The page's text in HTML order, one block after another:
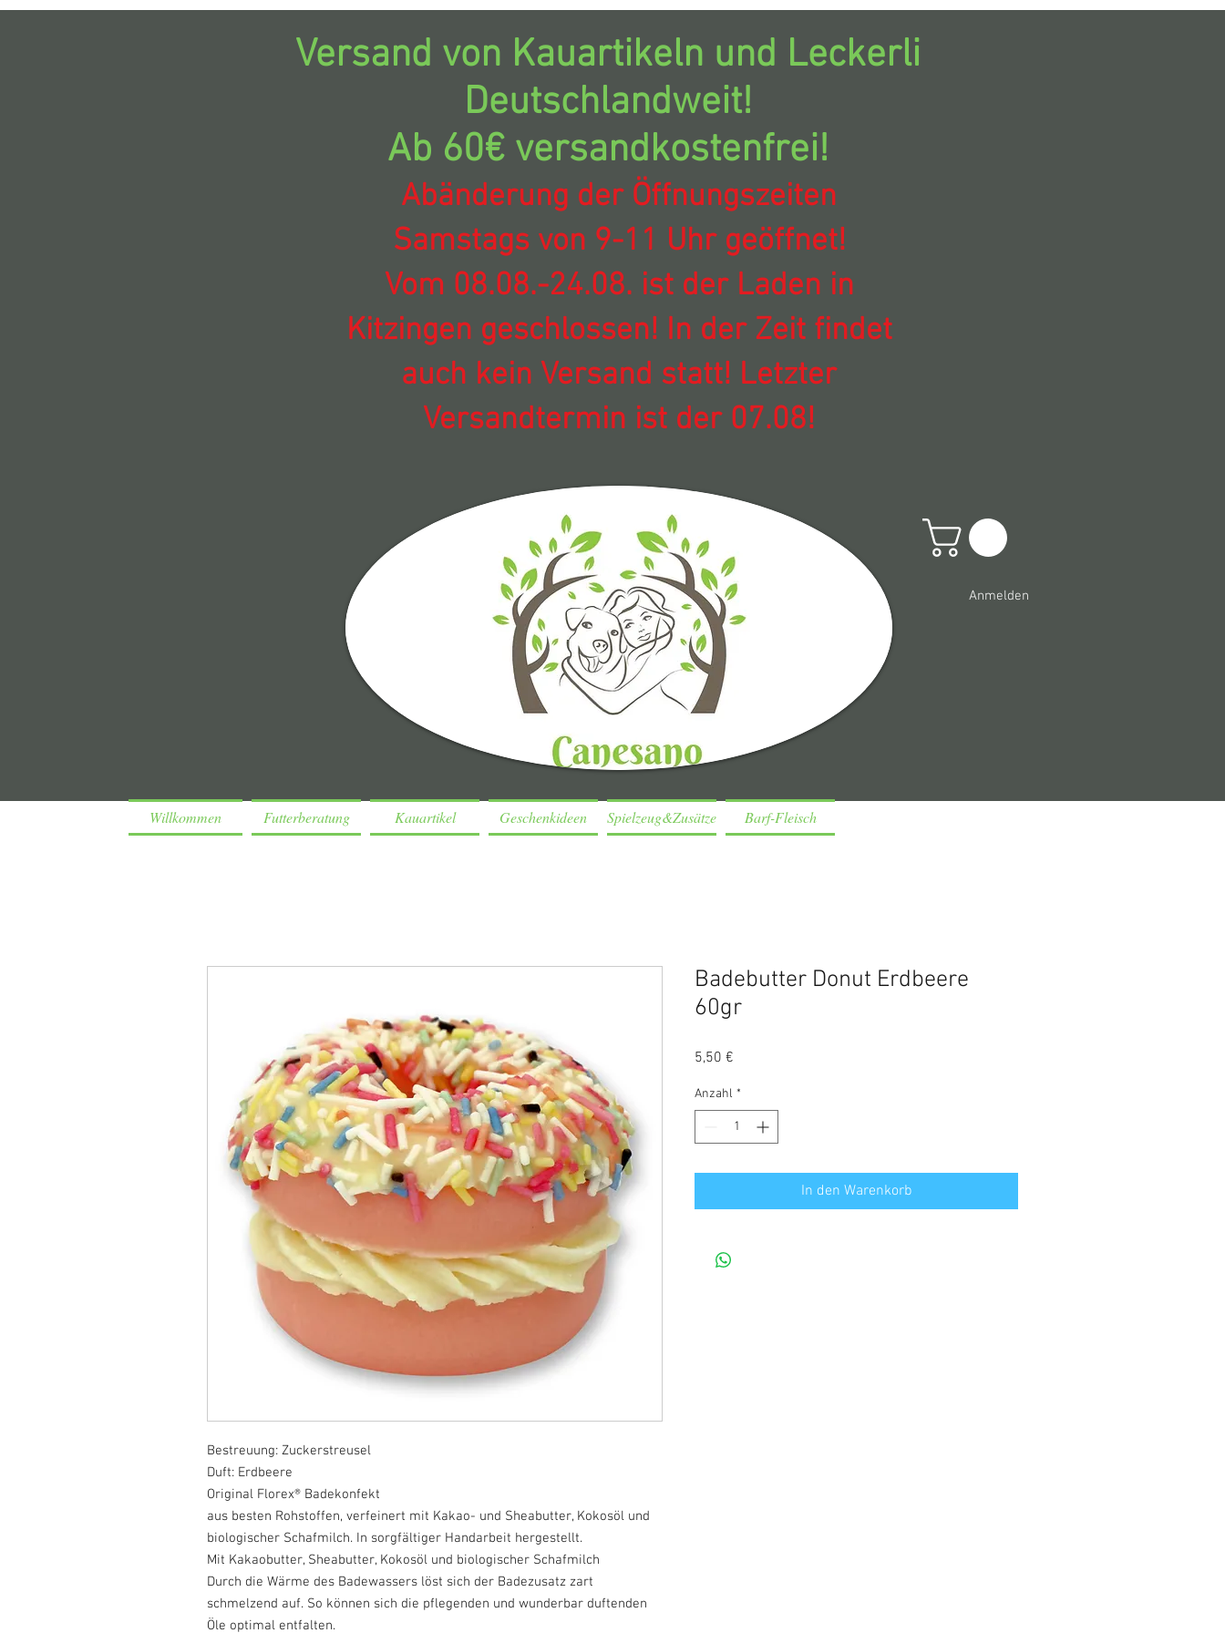
Versand von Kauartikeln und Leckerli
Deutschlandweit!
Ab 60€ versandkostenfrei!
Abänderung der Öffnungszeiten
Samstags von 9-11 Uhr geöffnet!
Vom 08.08.-24.08. ist der Laden in
Kitzingen geschlossen! In der Zeit findet
auch kein Versand statt! Letzter
Versandtermin ist der 07.08!
Anmelden
Willkommen Futterberatung Kauartikel Geschenkideen Spielzeug&Zusätze Barf-Fleisch
Bestreuung: Zuckerstreusel
Duft: Erdbeere
Original Florex® Badekonfekt
aus besten Rohstoffen, verfeinert mit Kakao- und Sheabutter, Kokosöl und
biologischer Schafmilch. In sorgfältiger Handarbeit hergestellt.
Mit Kakaobutter, Sheabutter, Kokosöl und biologischer Schafmilch
Durch die Wärme des Badewassers löst sich der Badezusatz zart
schmelzend auf. So können sich die pflegenden und wunderbar duftenden
Öle optimal entfalten.
Badebutter Donut Erdbeere
60gr
5,50 €
Anzahl *
In den Warenkorb